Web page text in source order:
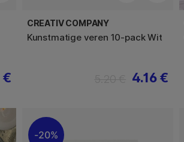
€
CREATIV COMPANY
Kunstmatige veren 10-pack Wit
4.16 €
20%